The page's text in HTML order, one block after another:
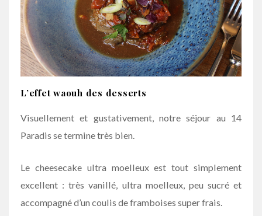
L’effet waouh des desserts
Visuellement et gustativement, notre séjour au 14
Paradis se termine très bien.
Le cheesecake ultra moelleux est tout simplement
excellent : très vanillé, ultra moelleux, peu sucré et
accompagné d’un coulis de framboises super frais.